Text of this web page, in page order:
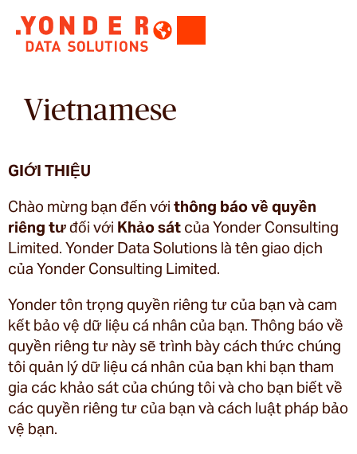
Vietnamese
GIỚI THIỆU
Chào mừng bạn đến với thông báo về quyền
riêng tưđối với Khảo sát của Yonder Consulting
Limited. Yonder Data Solutions là tên giao dịch
của Yonder Consulting Limited.
Yonder tôn trọng quyền riêng tư của bạn và cam
kết bảo vệ dữ liệu cá nhân của bạn. Thông báo về
quyền riêng tư này sẽ trình bày cách thức chúng
tôi quản lý dữ liệu cá nhân của bạn khi bạn tham
gia các khảo sát của chúng tôi và cho bạn biết về
các quyền riêng tư của bạn và cách luật pháp bảo
vệ bạn.